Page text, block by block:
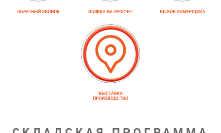
ОБРАТНЫЙ ЗВОНОК ЗАЯВКА НА ПРОСЧЕТ ВЫЗОВ ЗАМЕРЩИКА
ВЫСТАВКА
ПРОИЗВОДСТВО